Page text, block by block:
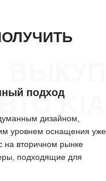
KIA
подход
дизайном,
уровнем оснащения уже
на вторичном рынке
подходящие для